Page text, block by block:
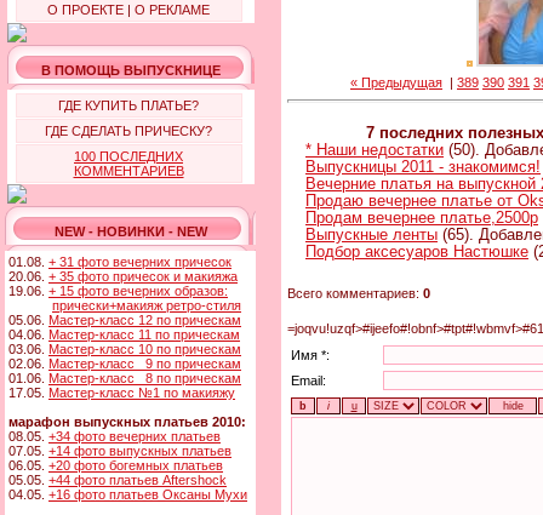
О ПРОЕКТЕ | О РЕКЛАМЕ
В ПОМОЩЬ ВЫПУСКНИЦЕ
ГДЕ КУПИТЬ ПЛАТЬЕ?
ГДЕ СДЕЛАТЬ ПРИЧЕСКУ?
100 ПОСЛЕДНИХ
КОММЕНТАРИЕВ
NEW - НОВИНКИ - NEW
01.08. + 31 фото вечерних причесок
20.06. + 35 фото причесок и макияжа
19.06. + 15 фото вечерних образов:
прически+макияж ретро-стиля
05.06. Мастер-класс 12 по прическам
04.06. Мастер-класс 11 по прическам
03.06. Мастер-класс 10 по прическам
02.06. Мастер-класс 9 по прическам
01.06. Мастер-класс 8 по прическам
17.05. Мастер-класс №1 по макияжу
марафон выпускных платьев 2010:
08.05. +34 фото вечерних платьев
07.05. +14 фото выпускных платьев
06.05. +20 фото богемных платьев
05.05. +44 фото платьев Aftershock
04.05. +16 фото платьев Оксаны Мухи
« Предыдущая | 389 390 391
7 последних
* Наши недостатки (50).
Выпускницы 2011 - знакомимся!
Вечерние платья на выпускной
Продаю вечернее платье от
Продам вечернее платье,2500р
Выпускные ленты (65).
Подбор аксесуаров Настюшке
Всего комментариев: 0
Имя *:
Email: